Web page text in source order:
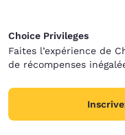
Choice Privileges
Faites l’expérience de
de récompenses